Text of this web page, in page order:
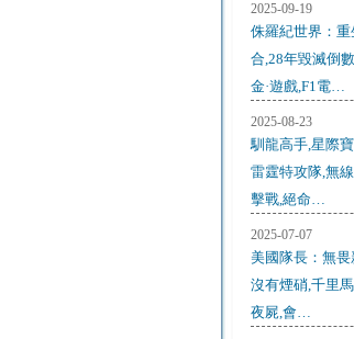
2025-09-19
侏羅紀世界：重
合,28年毀滅倒
金·遊戲,F1電…
2025-08-23
馴龍高手,星際
雷霆特攻隊,無
擊戰,絕命…
2025-07-07
美國隊長：無
沒有煙硝,千里
夜屍,會…